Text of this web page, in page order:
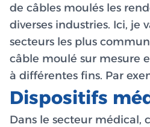
de câbles moulés les
diverses industries. Ici, je
secteurs les plus
câble moulé sur mesure
à différentes fins. Par
Dispositifs
Dans le secteur médical,